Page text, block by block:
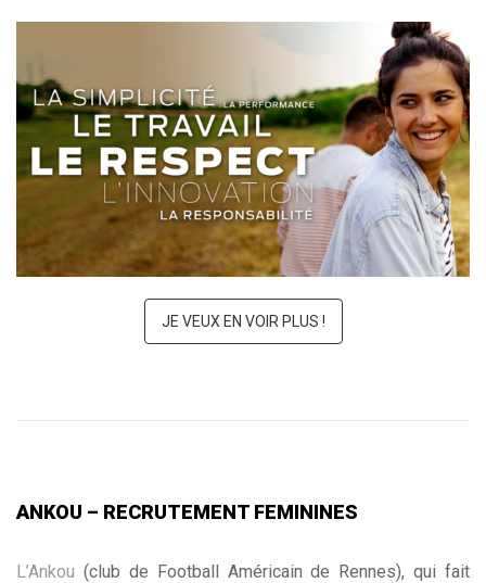
PROCANAR
JE VEUX EN VOIR PLUS !
ANKOU – RECRUTEMENT FEMININES
L’Ankou (club de Football Américain de Rennes), qui fait